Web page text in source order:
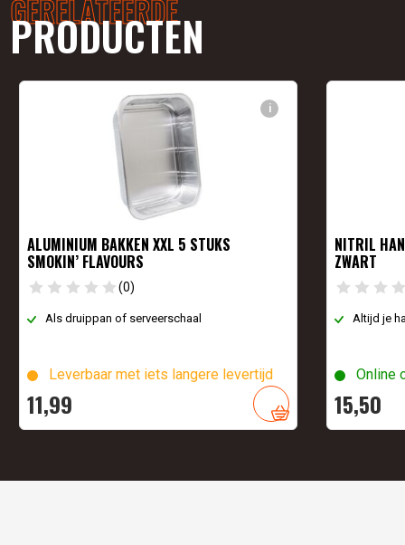
GERELATEERDE
PRODUCTEN
i
ALUMINIUM BAKKEN XXL 5 STUKS
SMOKIN’ FLAVOURS
(0)
Als druippan of serveerschaal
Leverbaar met iets langere levertijd
11,99
NITRIL
ZWART
Altijd je
Online
15,50